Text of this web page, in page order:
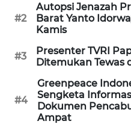
#2
Autopsi Jenazah
Barat Yanto
Kamis
#3
Presenter TVRI
Ditemukan Tewas
#4
Greenpeace
Sengketa
Dokumen
Ampat
KARING
NEWS
JURNAL
MARITIM
HUMBANG
NEWS